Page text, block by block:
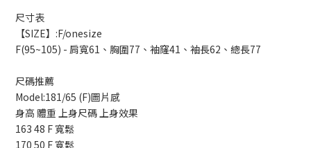
尺寸表
【SIZE】:F/onesize
F(95~105) - 肩寬61、胸圍77、袖窿41、袖長62、總長77
尺碼推薦
Model:181/65 (F)圖片感
身高 體重 上身尺碼 上身效果
163 48 F 寬鬆
170 50 F 寬鬆